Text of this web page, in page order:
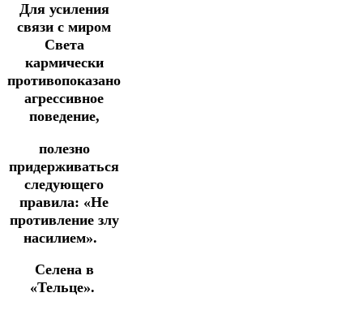
Для усиления
связи с миром
Света
кармически
противопоказано
агрессивное
поведение,
полезно
придерживаться
следующего
правила: «Не
противление злу
насилием».
Селена в
«Тельце».